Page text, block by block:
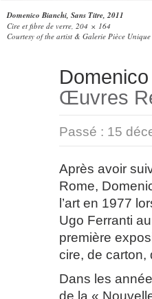
Domenico Bianchi, Sans Titre, 2011
Cire et fibre de verre, 204 × 164
Courtesy of the artist & Galerie Pièce Unique
Œuvres
Passé : 15
Après avoir
Rome,
l’art en 1977
Ugo Ferranti
première
cire, de carton,
Dans les
de la «